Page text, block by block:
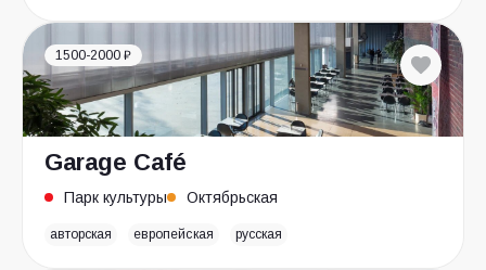
1500-2000 ₽
Garage Café
Парк культуры Октябрьская
авторская европейская русская